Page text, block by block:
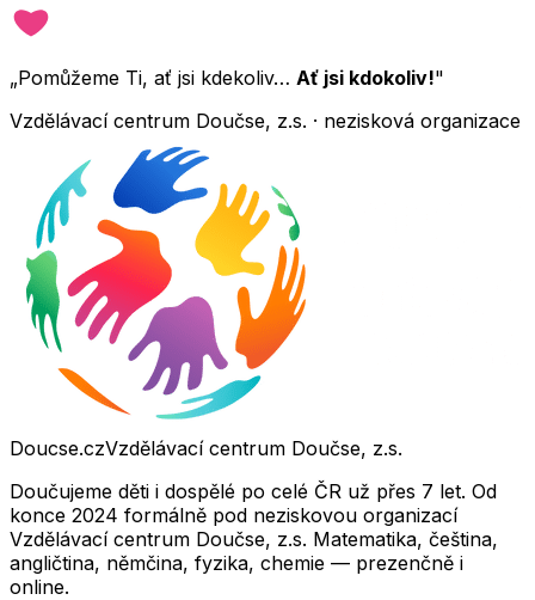
„Pomůžeme Ti, ať jsi kdekoliv… Ať jsi kdokoliv!"
Vzdělávací centrum Doučse, z.s. · nezisková organizace
Doucse.czVzdělávací centrum Doučse, z.s.
Doučujeme děti i dospělé po celé ČR už přes 7 let. Od
konce 2024 formálně pod neziskovou organizací
Vzdělávací centrum Doučse, z.s. Matematika, čeština,
angličtina, němčina, fyzika, chemie — prezenčně i
online.